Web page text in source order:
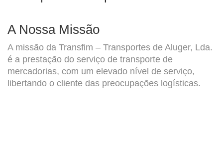
A Nossa Missão
A missão da Transfim – Transportes de Aluger, Lda.
é a prestação do serviço de transporte de
mercadorias, com um elevado nível de serviço,
libertando o cliente das preocupações logísticas.